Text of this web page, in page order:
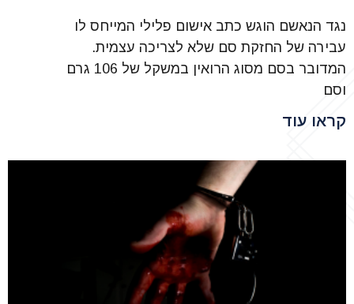
נגד הנאשם הוגש כתב אישום פלילי המייחס לו
עבירה של החזקת סם שלא לצריכה עצמית.
המדובר בסם מסוג הרואין במשקל של 106 גרם
וסם
קראו עוד